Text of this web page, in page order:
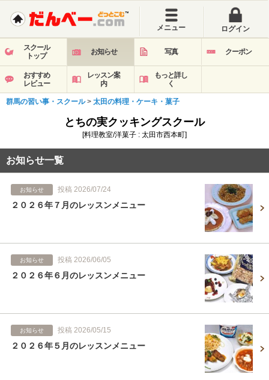
メニュー ログイン
スクール
トップ
お知らせ 写真 クーポン
おすすめ
レビュー
レッスン案
内
もっと詳し
く
群馬の習い事・スクール> 太田の料理・ケーキ・菓子
とちの実クッキングスクール
[料理教室/洋菓子 : 太田市西本町]
お知らせ一覧
お知らせ 投稿 2026/07/24
２０２６年７月のレッスンメニュー
お知らせ 投稿 2026/06/05
２０２６年６月のレッスンメニュー
お知らせ 投稿 2026/05/15
２０２６年５月のレッスンメニュー